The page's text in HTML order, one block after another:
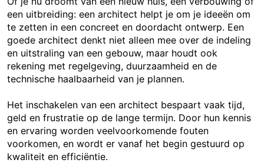
een uitbreiding: een architect helpt je om je ideeën om
te zetten in een concreet en doordacht ontwerp. Een
goede architect denkt niet alleen mee over de indeling
en uitstraling van een gebouw, maar houdt ook
rekening met regelgeving, duurzaamheid en de
technische haalbaarheid van je plannen.
Het inschakelen van een architect bespaart vaak tijd,
geld en frustratie op de lange termijn. Door hun kennis
en ervaring worden veelvoorkomende fouten
voorkomen, en wordt er vanaf het begin gestuurd op
kwaliteit en efficiëntie.